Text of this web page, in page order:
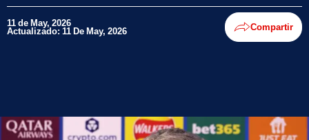
11 de May, 2026
Actualizado: 11 De May, 2026 Compartir